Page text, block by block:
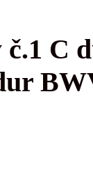
C